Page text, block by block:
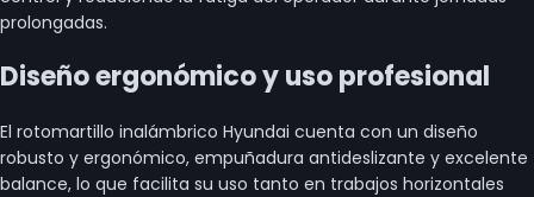
prolongadas.
Diseño ergonómico y uso profesional
El rotomartillo inalámbrico Hyundai cuenta con un diseño
robusto y ergonómico, empuñadura antideslizante y excelente
balance, lo que facilita su uso tanto en trabajos horizontales